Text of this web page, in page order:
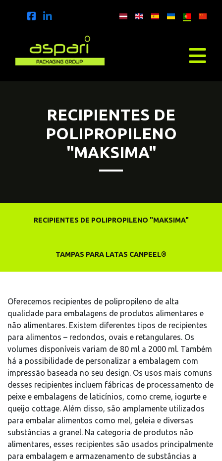
RECIPIENTES DE
POLIPROPILENO
"MAKSIMA"
RECIPIENTES DE POLIPROPILENO "MAKSIMA"
TAMPAS PARA LATAS CANPEEL®
Oferecemos recipientes de polipropileno de alta
qualidade para embalagens de produtos alimentares e
não alimentares. Existem diferentes tipos de recipientes
para alimentos – redondos, ovais e retangulares. Os
volumes disponíveis variam de 80 ml a 2000 ml. Também
há a possibilidade de personalizar a embalagem com
impressão baseada no seu design. Os usos mais comuns
desses recipientes incluem fábricas de processamento de
peixe e embalagens de laticínios, como creme, iogurte e
queijo cottage. Além disso, são amplamente utilizados
para embalar alimentos como mel, geleia e diversas
substâncias a granel. Na categoria de produtos não
alimentares, esses recipientes são usados principalmente
para embalagem e armazenamento de substâncias a